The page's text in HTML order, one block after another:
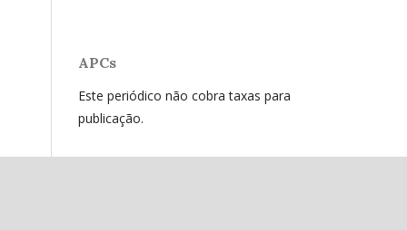
APCs
Este periódico não cobra taxas para
publicação.